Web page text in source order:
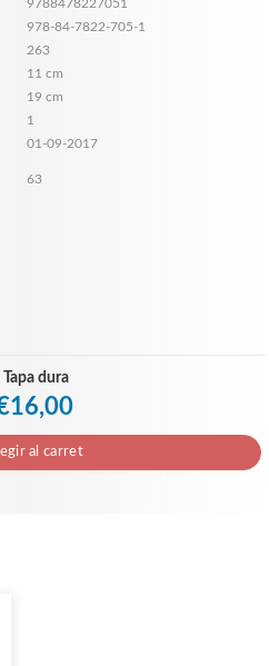
9788478227051
978-84-7822-705-1
263
11 cm
19 cm
1
01-09-2017
63
Tapa dura
al carret